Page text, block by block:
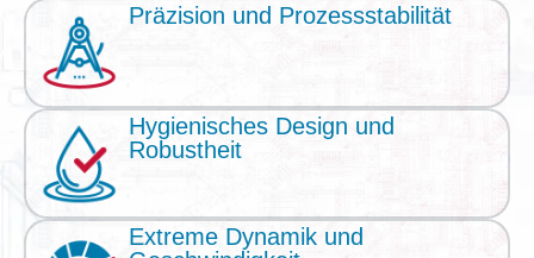
Präzision und Prozessstabilität
Hygienisches Design und
Robustheit
Extreme Dynamik und